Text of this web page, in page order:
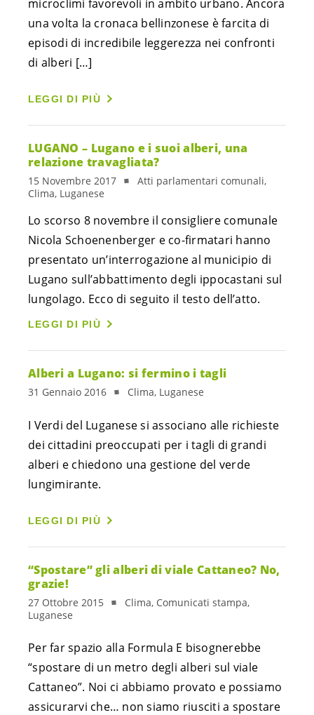
microclimi favorevoli in ambito urbano. Ancora
una volta la cronaca bellinzonese è farcita di
episodi di incredibile leggerezza nei confronti
di alberi […]
LEGGI DI PIÙ
LUGANO – Lugano e i suoi alberi, una
relazione travagliata?
15 Novembre 2017
Atti parlamentari comunali,
Clima, Luganese
Lo scorso 8 novembre il consigliere comunale
Nicola Schoenenberger e co-firmatari hanno
presentato un’interrogazione al municipio di
Lugano sull’abbattimento degli ippocastani sul
lungolago. Ecco di seguito il testo dell’atto.
LEGGI DI PIÙ
Alberi a Lugano: si fermino i tagli
31 Gennaio 2016 Clima, Luganese
I Verdi del Luganese si associano alle richieste
dei cittadini preoccupati per i tagli di grandi
alberi e chiedono una gestione del verde
lungimirante.
LEGGI DI PIÙ
“Spostare” gli alberi di viale Cattaneo? No,
grazie!
27 Ottobre 2015
Clima, Comunicati stampa,
Luganese
Per far spazio alla Formula E bisognerebbe
“spostare di un metro degli alberi sul viale
Cattaneo”. Noi ci abbiamo provato e possiamo
assicurarvi che… non siamo riusciti a spostare